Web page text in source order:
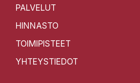
PALVELUT
HINNASTO
TOIMIPISTEET
YHTEYSTIEDOT